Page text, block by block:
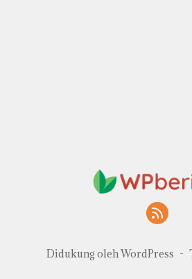
Didukung oleh WordPress -